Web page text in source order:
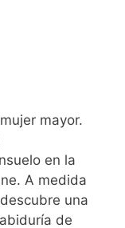
mayor.
en la
A medida
una
de